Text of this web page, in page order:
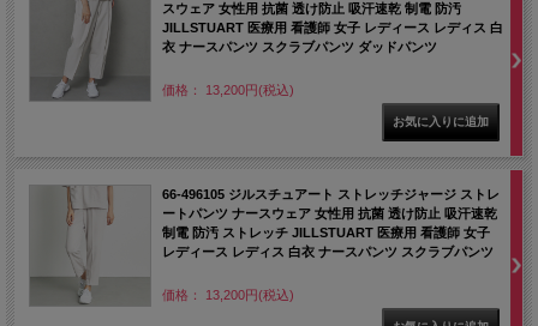
スウェア 女性用 抗菌 透け防止 吸汗速乾 制電 防汚
JILLSTUART 医療用 看護師 女子 レディース レディス 白
衣 ナースパンツ スクラブパンツ ダッドパンツ
価格： 13,200円(税込)
66-496105 ジルスチュアート ストレッチジャージ ストレ
ートパンツ ナースウェア 女性用 抗菌 透け防止 吸汗速乾
制電 防汚 ストレッチ JILLSTUART 医療用 看護師 女子
レディース レディス 白衣 ナースパンツ スクラブパンツ
価格： 13,200円(税込)